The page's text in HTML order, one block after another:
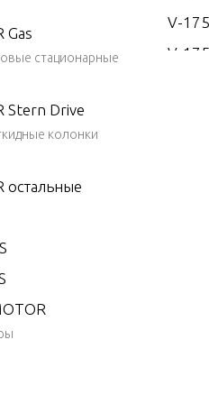
Gas
стационарные
Stern Drive
колонки
остальные
V-175
V-